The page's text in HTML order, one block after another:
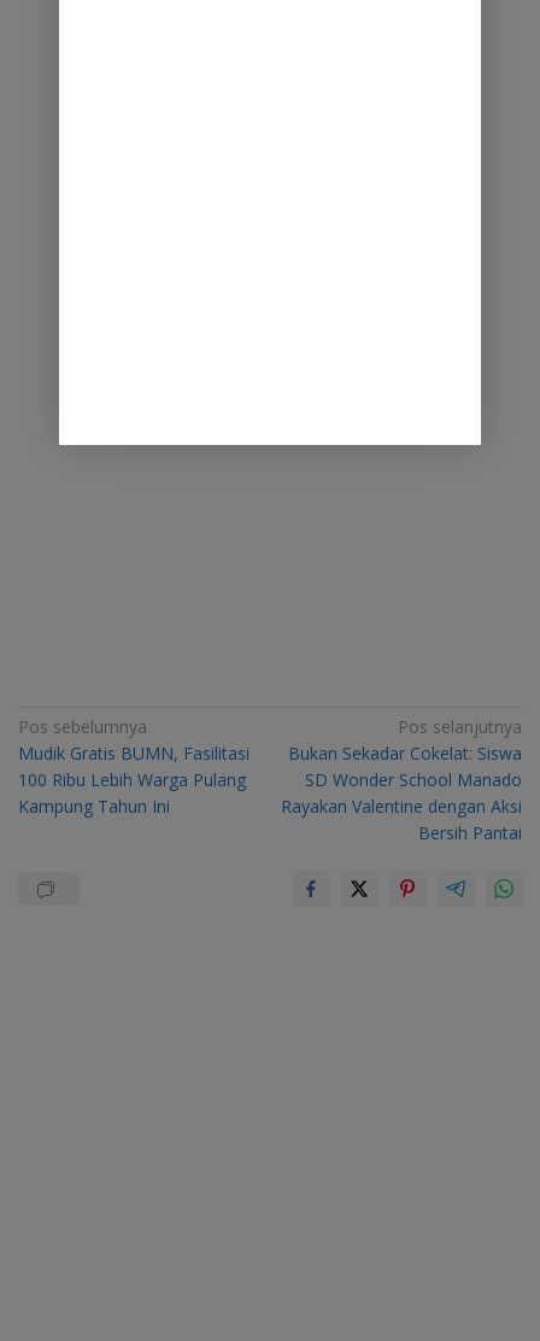
Navigasi
pos
Pos sebelumnya
Mudik Gratis BUMN, Fasilitasi
100 Ribu Lebih Warga Pulang
Kampung Tahun Ini
Pos selanjutnya
Bukan Sekadar Cokelat: Siswa
SD Wonder School Manado
Rayakan Valentine dengan Aksi
Bersih Pantai